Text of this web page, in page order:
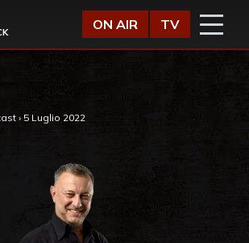
ON AIR TV
› 5 Luglio 2022